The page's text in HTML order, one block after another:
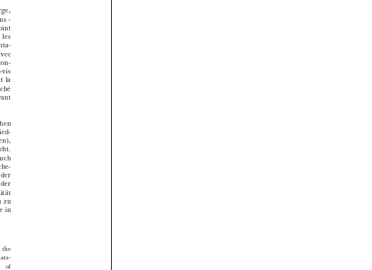























